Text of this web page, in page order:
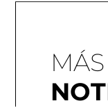
MÁS